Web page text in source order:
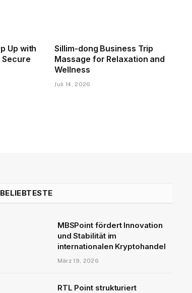
Up with
Secure
Sillim-dong Business Trip
Massage for Relaxation and
Wellness
Juli 14, 2026
BELIEBTESTE
MBSPoint fördert Innovation
und Stabilität im
internationalen Kryptohandel
März 19, 2026
RTL Point strukturiert